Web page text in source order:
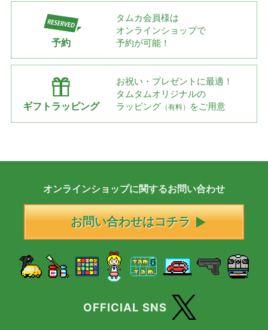
予約
タムカ会員様は
オンラインショップで
予約が可能！
ギフトラッピング
お祝い・プレゼントに最適！
タムタムオリジナルの
ラッピング （有料） をご用意
オンラインショップに関するお問い合わせ
お問い合わせはコチラ
OFFICIAL SNS